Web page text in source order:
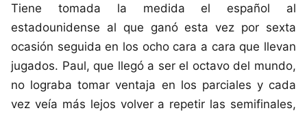
Tiene tomada la medida el español al
estadounidense al que ganó esta vez por sexta
ocasión seguida en los ocho cara a cara que llevan
jugados. Paul, que llegó a ser el octavo del mundo,
no lograba tomar ventaja en los parciales y cada
vez veía más lejos volver a repetir las semifinales,